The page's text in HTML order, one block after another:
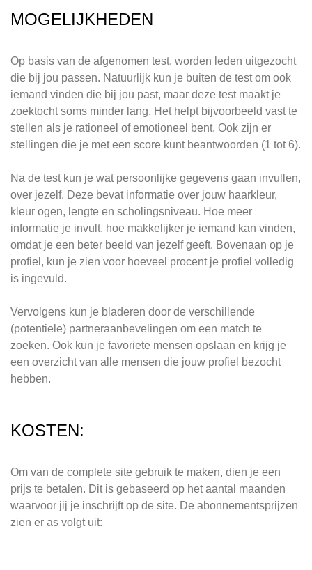
MOGELIJKHEDEN
Op basis van de afgenomen test, worden leden uitgezocht
die bij jou passen. Natuurlijk kun je buiten de test om ook
iemand vinden die bij jou past, maar deze test maakt je
zoektocht soms minder lang. Het helpt bijvoorbeeld vast te
stellen als je rationeel of emotioneel bent. Ook zijn er
stellingen die je met een score kunt beantwoorden (1 tot 6).
Na de test kun je wat persoonlijke gegevens gaan invullen,
over jezelf. Deze bevat informatie over jouw haarkleur,
kleur ogen, lengte en scholingsniveau. Hoe meer
informatie je invult, hoe makkelijker je iemand kan vinden,
omdat je een beter beeld van jezelf geeft. Bovenaan op je
profiel, kun je zien voor hoeveel procent je profiel volledig
is ingevuld.
Vervolgens kun je bladeren door de verschillende
(potentiele) partneraanbevelingen om een match te
zoeken. Ook kun je favoriete mensen opslaan en krijg je
een overzicht van alle mensen die jouw profiel bezocht
hebben.
KOSTEN:
Om van de complete site gebruik te maken, dien je een
prijs te betalen. Dit is gebaseerd op het aantal maanden
waarvoor jij je inschrijft op de site. De abonnementsprijzen
zien er as volgt uit: